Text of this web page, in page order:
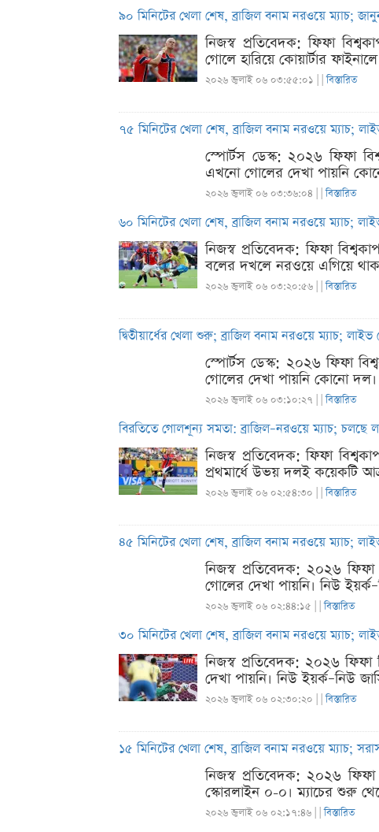
৯০ মিনিটের খেলা শেষ, ব্রাজিল বনাম নরওয়ে ম্যাচ;
নিজস্ব প্রতিবেদক: ফিফা
গোলে হারিয়ে কোয়ার্টার
২০২৬ জুলাই ০৬ ০৩:৫৫:০১ | |বিস্তারিত
৭৫ মিনিটের খেলা শেষ, ব্রাজিল বনাম নরওয়ে ম্যাচ;
স্পোর্টস ডেস্ক: ২০২৬ ফিফা
এখনো গোলের দেখা পায়নি
২০২৬ জুলাই ০৬ ০৩:৩৬:০৪ | |বিস্তারিত
৬০ মিনিটের খেলা শেষ, ব্রাজিল বনাম নরওয়ে ম্যাচ;
নিজস্ব প্রতিবেদক: ফিফা
বলের দখলে নরওয়ে এগিয়ে
২০২৬ জুলাই ০৬ ০৩:২০:৫৬ | |বিস্তারিত
দ্বিতীয়ার্ধের খেলা শুরু; ব্রাজিল বনাম নরওয়ে ম্যাচ;
স্পোর্টস ডেস্ক: ২০২৬ ফিফা
গোলের দেখা পায়নি কোনো দল।
২০২৬ জুলাই ০৬ ০৩:১০:২৭ | |বিস্তারিত
বিরতিতে গোলশূন্য সমতা: ব্রাজিল–নরওয়ে ম্যাচ; চলছে
নিজস্ব প্রতিবেদক: ফিফা
প্রথমার্ধে উভয় দলই কয়েকটি
২০২৬ জুলাই ০৬ ০২:৫৪:৩০ | |বিস্তারিত
৪৫ মিনিটের খেলা শেষ, ব্রাজিল বনাম নরওয়ে ম্যাচ;
নিজস্ব প্রতিবেদক: ২০২৬
গোলের দেখা পায়নি। নিউ
২০২৬ জুলাই ০৬ ০২:৪৪:১৫ | |বিস্তারিত
৩০ মিনিটের খেলা শেষ, ব্রাজিল বনাম নরওয়ে ম্যাচ;
নিজস্ব প্রতিবেদক: ২০২৬
দেখা পায়নি। নিউ ইয়র্ক–নিউ
২০২৬ জুলাই ০৬ ০২:৩০:২০ | |বিস্তারিত
১৫ মিনিটের খেলা শেষ, ব্রাজিল বনাম নরওয়ে ম্যাচ;
নিজস্ব প্রতিবেদক: ২০২৬
স্কোরলাইন ০-০। ম্যাচের শুরু
২০২৬ জুলাই ০৬ ০২:১৭:৪৬ | |বিস্তারিত